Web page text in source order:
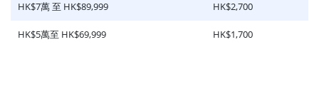
HK$7萬 至 HK$89,999 HK$2,700
HK$5萬至 HK$69,999 HK$1,700